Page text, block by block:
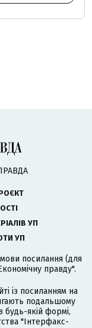
УП
УП
посилання (для
правду".
із посиланням на
подальшому
якій формі,
"Інтерфакс-